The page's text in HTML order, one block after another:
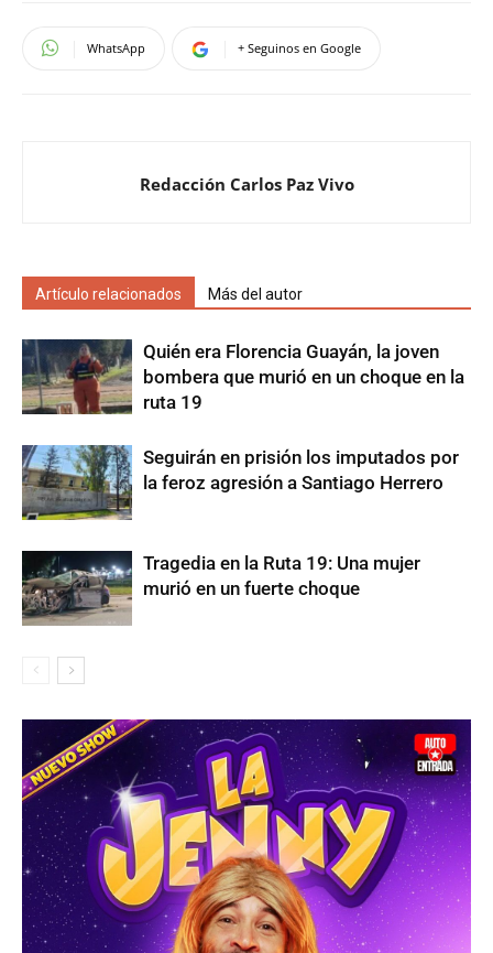
WhatsApp + Seguinos en Google
Redacción Carlos Paz Vivo
Artículo relacionados Más del autor
Quién era Florencia Guayán, la joven
bombera que murió en un choque en la
ruta 19
Seguirán en prisión los imputados por
la feroz agresión a Santiago Herrero
Tragedia en la Ruta 19: Una mujer
murió en un fuerte choque